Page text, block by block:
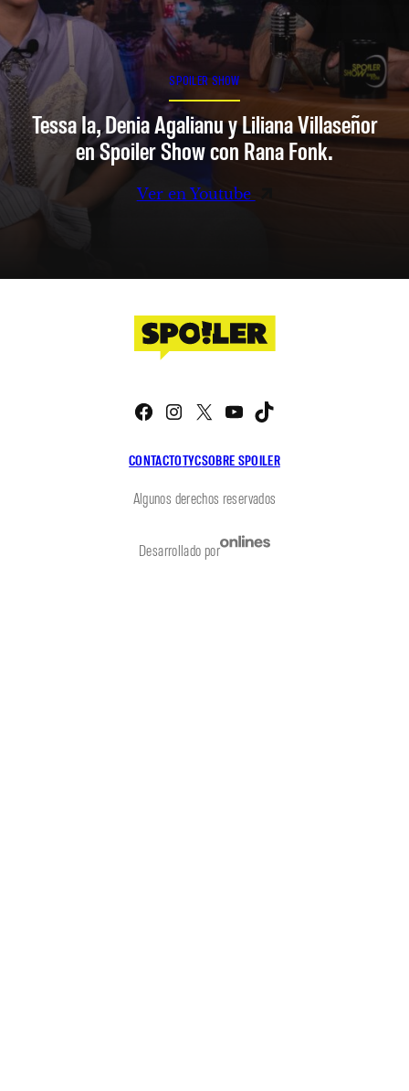
SPOILER SHOW
Tessa Ia, Denia Agalianu y Liliana Villaseñor
en Spoiler Show con Rana Fonk.
Ver en Youtube
CONTACTOTYCSOBRE SPOILER
Facebook
Instagram
X YouTube
Algunos derechos reservados
Desarrollado por